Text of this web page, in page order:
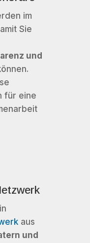
im
Sie
und
für eine
aus
und